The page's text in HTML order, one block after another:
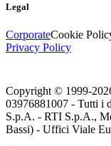
Legal
CorporateCookie
Privacy Policy
Copyright © 1999-
03976881007 - Tutti i
S.p.A. - RTI S.p.A.,
Bassi) - Uffici Viale